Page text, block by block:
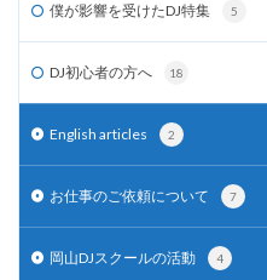
僕が影響を受けたDJ特集 5
DJ初心者の方へ 18
English articles 2
お仕事のご依頼について 7
岡山DJスクールの活動 4